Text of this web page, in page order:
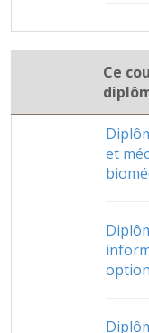
Ce
et